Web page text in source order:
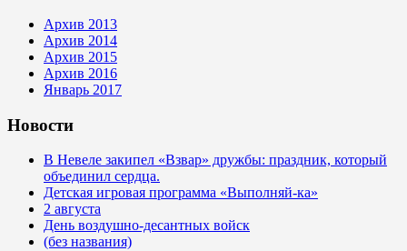
Архив 2013
Архив 2014
Архив 2015
Архив 2016
Январь 2017
Новости
В Невеле закипел «Взвар» дружбы: праздник, который
объединил сердца.
Детская игровая программа «Выполняй-ка»
2 августа
День воздушно-десантных войск
(без названия)